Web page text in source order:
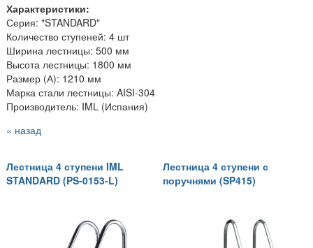
Характеристики:
Серия: "STANDARD"
Количество ступеней: 4 шт
Ширина лестницы: 500 мм
Высота лестницы: 1800 мм
Размер (А): 1210 мм
Марка стали лестницы: AISI-304
Производитель: IML (Испания)
« назад
Лестница 4 ступени IML
STANDARD (PS-0153-L)
Лестница 4 ступени с
поручнями (SP415)